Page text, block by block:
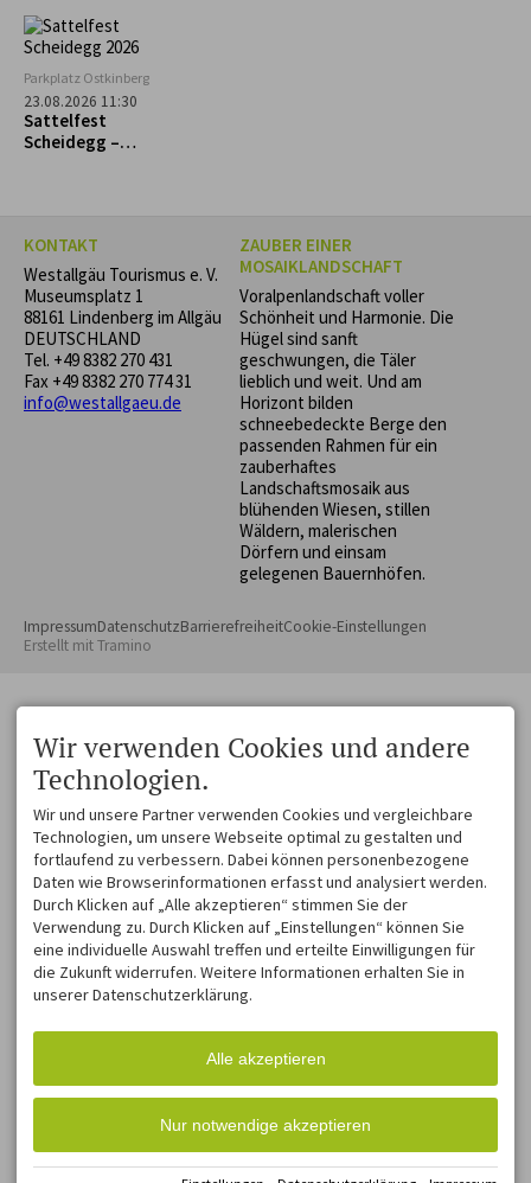
Naturpädagoge
Parkplatz Ostkinberg
23.08.2026 11:30
Sattelfest
Scheidegg –
KONTAKT
Westallgäu Tourismus e. V.
Museumsplatz 1
88161 Lindenberg im Allgäu
DEUTSCHLAND
Tel. +49 8382 270 431
Fax +49 8382 270 774 31
info@westallgaeu.de
ZAUBER EINER
MOSAIKLANDSCHAFT
Voralpenlandschaft voller
Schönheit und Harmonie. Die
Hügel sind sanft
geschwungen, die Täler
lieblich und weit. Und am
Horizont bilden
schneebedeckte Berge den
passenden Rahmen für ein
zauberhaftes
Landschaftsmosaik aus
blühenden Wiesen, stillen
Wäldern, malerischen
Dörfern und einsam
gelegenen Bauernhöfen.
ImpressumDatenschutzBarrierefreiheitCookie-Einstellungen
Erstellt mitTramino
Wir verwenden Cookies und andere
Technologien.
Wir und unsere Partner verwenden Cookies und vergleichbare
Technologien, um unsere Webseite optimal zu gestalten und
fortlaufend zu verbessern. Dabei können personenbezogene
Daten wie Browserinformationen erfasst und analysiert werden.
Durch Klicken auf „Alle akzeptieren“ stimmen Sie der
Verwendung zu. Durch Klicken auf „Einstellungen“ können Sie
eine individuelle Auswahl treffen und erteilte Einwilligungen für
die Zukunft widerrufen. Weitere Informationen erhalten Sie in
unserer Datenschutzerklärung.
Alle akzeptieren
Nur notwendige akzeptieren